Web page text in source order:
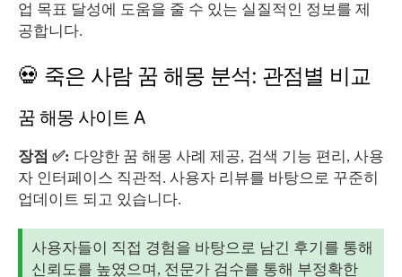
업 목표 달성에 도움을 줄 수 있는 실질적인 정보를 제
공합니다.
💀 죽은 사람 꿈 해몽 분석: 관점별 비교
꿈 해몽 사이트 A
장점 ✅: 다양한 꿈 해몽 사례 제공, 검색 기능 편리, 사용
자 인터페이스 직관적. 사용자 리뷰를 바탕으로 꾸준히
업데이트 되고 있습니다.
사용자들이 직접 경험을 바탕으로 남긴 후기를 통해
신뢰도를 높였으며, 전문가 검수를 통해 부정확한